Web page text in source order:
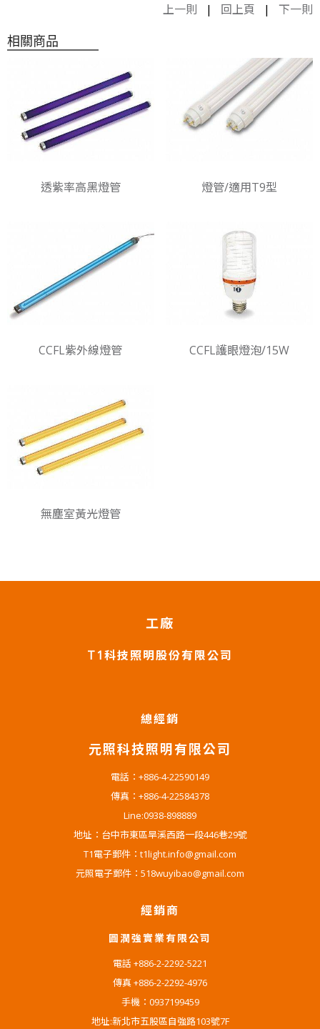
上一則 | 回上頁 | 下一則
相關商品
透紫率高黑燈管 燈管/適用T9型
CCFL紫外線燈管 CCFL護眼燈泡/15W
無塵室黃光燈管
工廠
T1科技照明股份有限公司
總經銷
元照科技照明有限公司
電話：+886-4-22590149
傳真：+886-4-22584378
Line:0938-898889
地址：台中市東區旱溪西路一段446巷29號
T1電子郵件：t1light.info@gmail.com
元照電子郵件：518wuyibao@gmail.com
經銷商
圓潤強實業有限公司
電話 +886-2-2292-5221
傳真 +886-2-2292-4976
手機：0937199459
地址:新北市五股區自強路103號7F